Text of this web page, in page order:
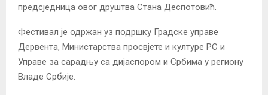
предсједница овог друштва Стана Деспотовић.
Фестивал је одржан уз подршку Градске управе
Дервента, Министарства просвјете и културе РС и
Управе за сарадњу са дијаспором и Србима у региону
Владе Србије.